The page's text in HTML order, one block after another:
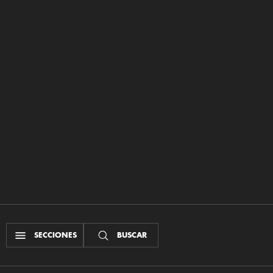
SECCIONES BUSCAR